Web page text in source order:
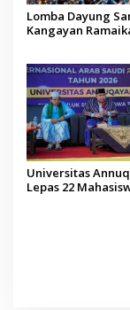
Lomba Dayung
Kangayan
Universitas
Lepas 22